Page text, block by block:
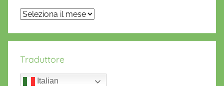
Archivi
Traduttore
Italian